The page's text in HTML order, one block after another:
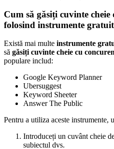
Cum să găsiți cuvinte cheie
folosind instrumente
Există mai multe instrumente
să găsiți cuvinte cheie cu
populare includ:
Google Keyword Planner
Ubersuggest
Keyword Sheeter
Answer The Public
Pentru a utiliza aceste instrumente,
Introduceți un cuvânt cheie
subiectul dvs.